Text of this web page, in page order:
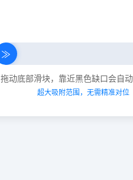
≫
拖动底部滑块，靠近黑色缺口会自
超大吸附范围，无需精准对位